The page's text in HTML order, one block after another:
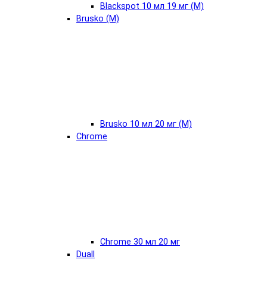
Blackspot 10 мл 19 мг (М)
Brusko (М)
Brusko 10 мл 20 мг (М)
Chrome
Chrome 30 мл 20 мг
Duall